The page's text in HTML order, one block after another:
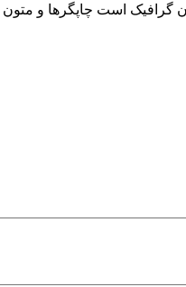
گرافیک است چاپگرها و